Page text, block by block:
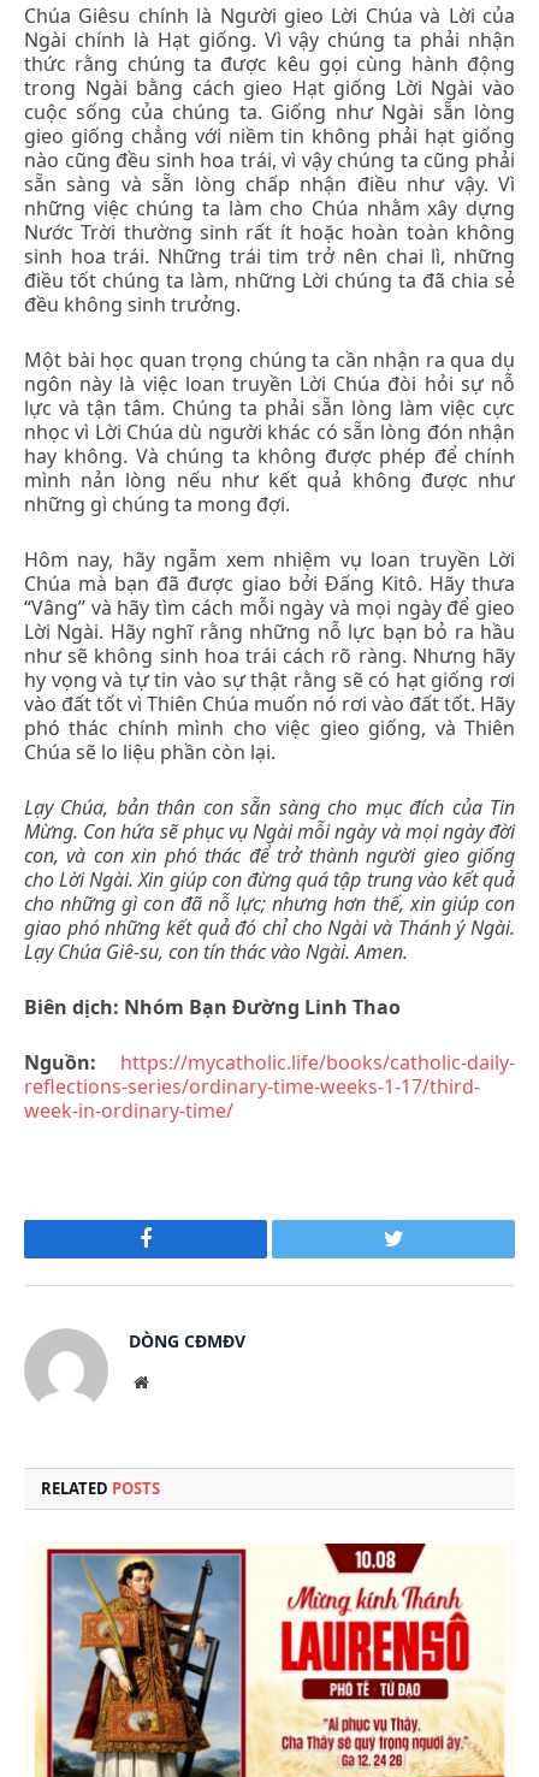
Chúa Giêsu chính là Người gieo Lời Chúa và Lời của
Ngài chính là Hạt giống. Vì vậy chúng ta phải nhận
thức rằng chúng ta được kêu gọi cùng hành động
trong Ngài bằng cách gieo Hạt giống Lời Ngài vào
cuộc sống của chúng ta. Giống như Ngài sẵn lòng
gieo giống chẳng với niềm tin không phải hạt giống
nào cũng đều sinh hoa trái, vì vậy chúng ta cũng phải
sẵn sàng và sẵn lòng chấp nhận điều như vậy. Vì
những việc chúng ta làm cho Chúa nhằm xây dựng
Nước Trời thường sinh rất ít hoặc hoàn toàn không
sinh hoa trái. Những trái tim trở nên chai lì, những
điều tốt chúng ta làm, những Lời chúng ta đã chia sẻ
đều không sinh trưởng.
Một bài học quan trọng chúng ta cần nhận ra qua dụ
ngôn này là việc loan truyền Lời Chúa đòi hỏi sự nỗ
lực và tận tâm. Chúng ta phải sẵn lòng làm việc cực
nhọc vì Lời Chúa dù người khác có sẵn lòng đón nhận
hay không. Và chúng ta không được phép để chính
mình nản lòng nếu như kết quả không được như
những gì chúng ta mong đợi.
Hôm nay, hãy ngẫm xem nhiệm vụ loan truyền Lời
Chúa mà bạn đã được giao bởi Đấng Kitô. Hãy thưa
“Vâng” và hãy tìm cách mỗi ngày và mọi ngày để gieo
Lời Ngài. Hãy nghĩ rằng những nỗ lực bạn bỏ ra hầu
như sẽ không sinh hoa trái cách rõ ràng. Nhưng hãy
hy vọng và tự tin vào sự thật rằng sẽ có hạt giống rơi
vào đất tốt vì Thiên Chúa muốn nó rơi vào đất tốt. Hãy
phó thác chính mình cho việc gieo giống, và Thiên
Chúa sẽ lo liệu phần còn lại.
Lạy Chúa, bản thân con sẵn sàng cho mục đích của Tin
Mừng. Con hứa sẽ phục vụ Ngài mỗi ngày và mọi ngày đời
con, và con xin phó thác để trở thành người gieo giống
cho Lời Ngài. Xin giúp con đừng quá tập trung vào kết quả
cho những gì con đã nỗ lực; nhưng hơn thế, xin giúp con
giao phó những kết quả đó chỉ cho Ngài và Thánh ý Ngài.
Lạy Chúa Giê-su, con tín thác vào Ngài. Amen.
Biên dịch: Nhóm Bạn Đường Linh Thao
Nguồn: https://mycatholic.life/books/catholic-daily-
reflections-series/ordinary-time-weeks-1-17/third-
week-in-ordinary-time/
Facebook Twitter
DÒNG CĐMĐV
Website
RELATED POSTS